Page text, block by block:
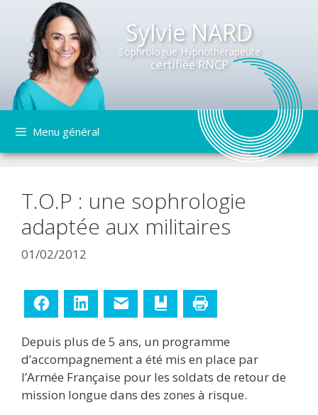
Sylvie NARD
Sophrologue Hypnothérapeute
certifiée RNCP
contenu
Menu général
T.O.P : une sophrologie
adaptée aux militaires
01/02/2012
Facebook LinkedIn Ajouter aux favoris
Depuis plus de 5 ans, un programme
d’accompagnement a été mis en place par
l’Armée Française pour les soldats de retour de
mission longue dans des zones à risque.